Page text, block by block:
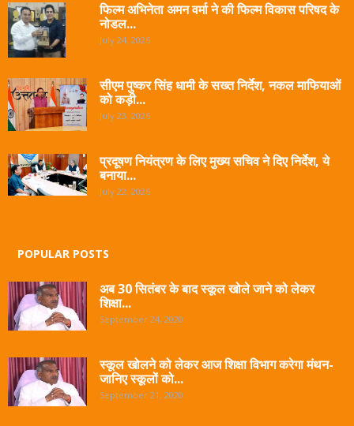
फिल्म अभिनेता अमन वर्मा ने की फिल्म विकास परिषद के
नोडल...
July 24, 2026
सीएम पुष्कर सिंह धामी के सख्त निर्देश, नकल माफियाओं
को कड़ी...
July 23, 2026
प्रदूषण नियंत्रण के लिए मुख्य सचिव ने दिए निर्देश, ये
बनाया...
July 22, 2026
POPULAR POSTS
अब 30 सितंबर के बाद स्कूल खोले जाने को लेकर
शिक्षा...
September 24, 2020
स्कूल खोलने को लेकर आज शिक्षा विभाग करेगा मंथन-
जानिए स्कूलों को...
September 21, 2020